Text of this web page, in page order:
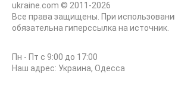
ukraine.com © 2011-2026
Все права защищены. При
обязательна гиперссылка на источник.
Пн - Пт с 9:00 до 17:00
Наш адрес: Украина, Одесса